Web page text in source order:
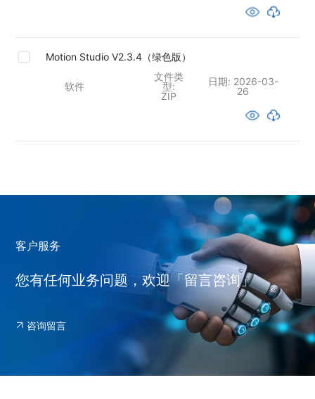
Motion Studio V2.3.4（绿色版）
软件
文件类
型:
ZIP
日期: 2026-03-
26
客户服务
您有任何业务问题，欢迎「留言咨询」
咨询留言